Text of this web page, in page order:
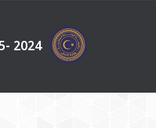
2024 -2025 © جميع الحقوق محفوظة وزارة العدل - ليبيا